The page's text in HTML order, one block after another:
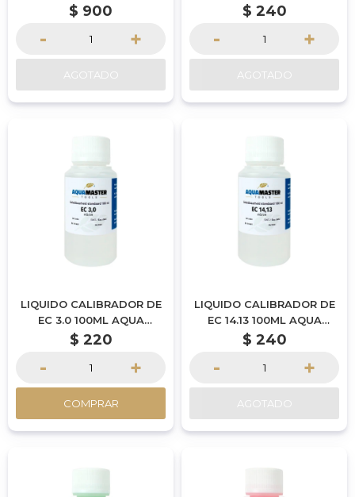
ML | POR ENCARGUE
$ 900
- +
AGOTADO
MASTER TOOLS
$ 240
- +
AGOTADO
LIQUIDO CALIBRADOR DE
EC 3.0 100ML AQUA
MASTER TOOLS
$ 220
- +
COMPRAR
LIQUIDO CALIBRADOR DE
EC 14.13 100ML AQUA
MASTER TOOLS
$ 240
- +
AGOTADO